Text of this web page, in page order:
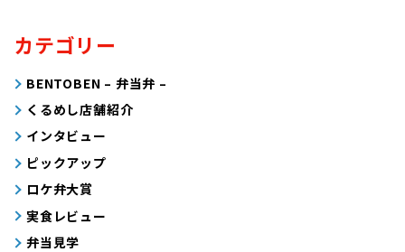
カテゴリー
BENTOBEN – 弁当弁 –
くるめし店舗紹介
インタビュー
ピックアップ
ロケ弁大賞
実食レビュー
弁当見学